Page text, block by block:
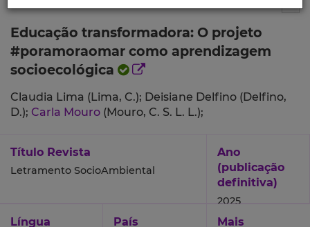
Educação transformadora: O projeto
#poramoraomar como aprendizagem
socioecológica
Claudia Lima (Lima, C.); Deisiane Delfino (Delfino,
D.); Carla Mouro (Mouro, C. S. L. L.);
Título Revista
Letramento SocioAmbiental
Ano
(publicação
definitiva)
2025
Língua País
Mais